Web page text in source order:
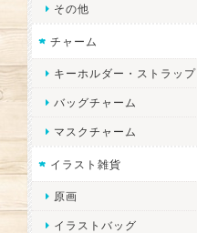
その他
チャーム
キーホルダー・ストラップ
バッグチャーム
マスクチャーム
イラスト雑貨
原画
イラストバッグ